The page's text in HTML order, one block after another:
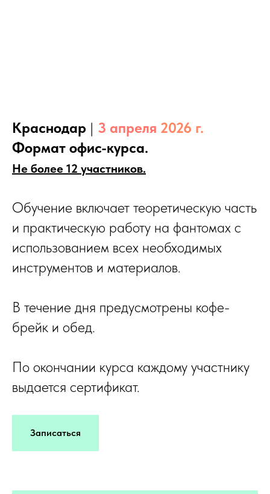
Краснодар | 3 апреля 2026 г.
Формат офис-курса.
Не более 12 участников.
Обучение включает теоретическую часть
и практическую работу на фантомах с
использованием всех необходимых
инструментов и материалов.
В течение дня предусмотрены кофе-
брейк и обед.
По окончании курса каждому участнику
выдается сертификат.
Записаться